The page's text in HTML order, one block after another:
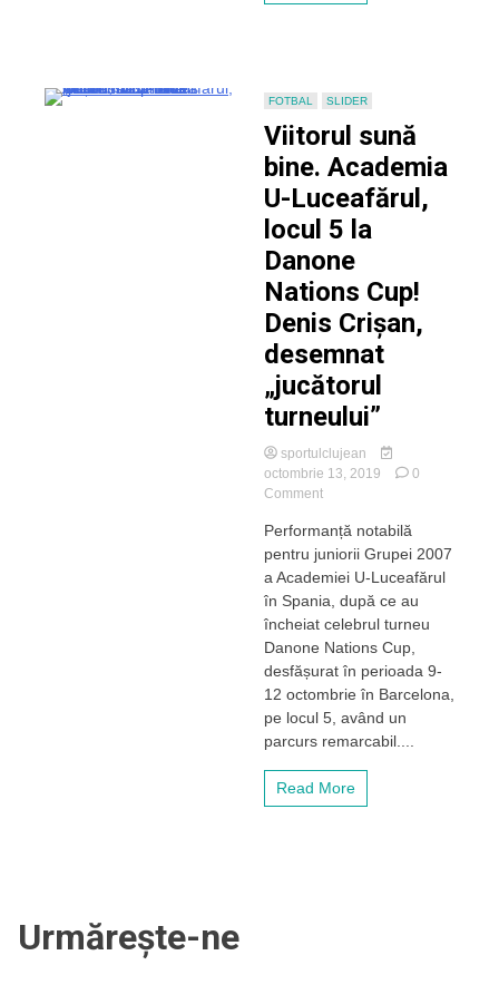
FOTBAL SLIDER
Viitorul sună
bine. Academia
U-Luceafărul,
locul 5 la
Danone
Nations Cup!
Denis Crișan,
desemnat
„jucătorul
turneului”
sportulclujean
octombrie 13, 2019
0
Commenton
sună
bine.
Academia
U-
Luceafărul,
locul
5
la
Danone
Nations
Crișan,
desemnat
Performanță notabilă
pentru juniorii Grupei 2007
a Academiei U-Luceafărul
în Spania, după ce au
încheiat celebrul turneu
Danone Nations Cup,
desfășurat în perioada 9-
12 octombrie în Barcelona,
pe locul 5, având un
parcurs remarcabil....
Read More
Urmărește-ne